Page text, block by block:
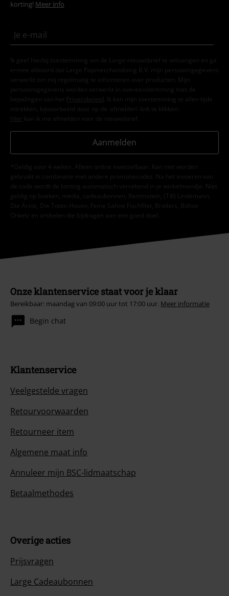
korting! Meer info
Ik geef hierbij toestemming om de Large-nieuwsbrief te ontvangen en ga
ermee akkoord dat Large Popmerchandising B.V. mijn persoonsgegevens
verwerkt om mij regelmatig te informeren over producten. Mijn
persoonsgegevens worden verwerkt in overeenstemming met de
bepalingen van het
Privacybeleid . Ik kan mijn toestemming te allen tijde
intrekken, bijvoorbeeld door op de ‘afmelden’-link te klikken.
Hier kan ik me afmelden voor de nieuwsbrief.
Aanmelden
*Geldig voor 4 weken. Alleen online inwisselbaar. Kan niet worden
gebruikt in combinatie met andere promotiecodes. Na het invoeren van
de code wordt de korting automatisch verrekend in je winkelmandje. Niet
geldig op boeken, media, cadeaubonnen, Rammstein, (Till) Lindemann,
Die Ärzte, Die Toten Hosen, Feine Sahne Fischfilet, Broilers, Böhse
Onkelz en artikelen die bijdragen aan een goed doel.
Onze klantenservice staat voor je klaar
Bereikbaar: maandag van 09:00 uur tot 17:00 uur. Meer informatie
Begin chat
Klantenservice
Veelgestelde vragen
Retourvoorwaarden
Retourneer item
Algemene maat info
Annuleer mijn BSC-lidmaatschap
Betaalmethodes
Overige acties
Prijsvragen
Large Cadeaubonnen